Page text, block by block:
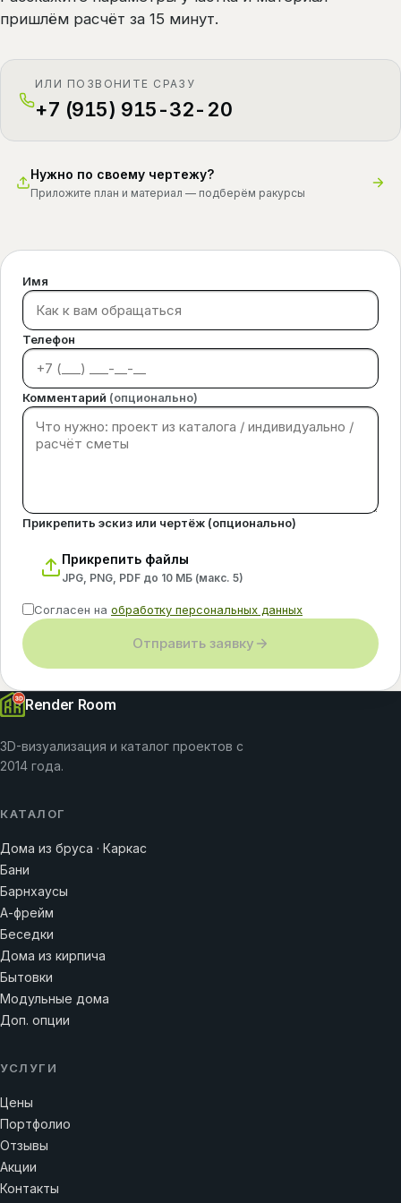
пришлём расчёт за 15 минут.
ИЛИ ПОЗВОНИТЕ СРАЗУ
+7 (915) 915-32-20
Нужно по своему чертежу?
Приложите план и материал — подберём ракурсы
Имя
Телефон
Комментарий (опционально)
Прикрепить эскиз или чертёж (опционально)
Прикрепить файлы
JPG, PNG, PDF до 10 МБ (макс. 5)
Согласен на обработку персональных данных
Отправить заявку
Render Room
3D-визуализация и каталог проектов с
2014 года.
КАТАЛОГ
Дома из бруса · Каркас
Бани
Барнхаусы
А-фрейм
Беседки
Дома из кирпича
Бытовки
Модульные дома
Доп. опции
УСЛУГИ
Цены
Портфолио
Отзывы
Акции
Контакты